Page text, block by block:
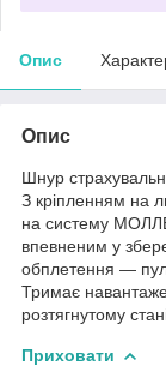
Опис
Опис
Шнур
З кріпленням на
на систему
впевненим у
обплетення ―
Тримає
розтягнутому
Приховати